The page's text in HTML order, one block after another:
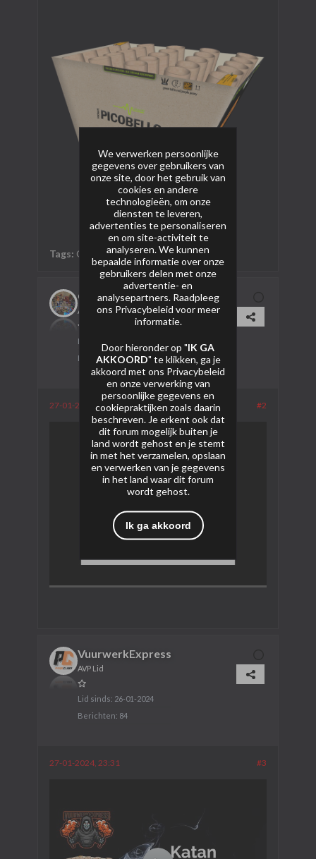
Tags: Geen
Gayan
AVP Lid
Lid sinds:
Berichten: 264
#2
27-01-2024, 19:47
VuurwerkExpress
AVP Lid
Lid sinds: 26-01-2024
Berichten: 84
#3
27-01-2024, 23:31
We verwerken persoonlijke
gegevens over gebruikers van
onze site, door het gebruik van
cookies en andere
technologieën, om onze
diensten te leveren,
advertenties te personaliseren
en om site-activiteit te
analyseren. We kunnen
bepaalde informatie over onze
gebruikers delen met onze
advertentie- en
analysepartners. Raadpleeg
ons Privacybeleid voor meer
informatie.
Door hieronder op "IK GA
AKKOORD" te klikken, ga je
akkoord met ons Privacybeleid
en onze verwerking van
persoonlijke gegevens en
cookiepraktijken zoals daarin
beschreven. Je erkent ook dat
dit forum mogelijk buiten je
land wordt gehost en je stemt
in met het verzamelen, opslaan
en verwerken van je gegevens
in het land waar dit forum
wordt gehost.
Ik ga akkoord